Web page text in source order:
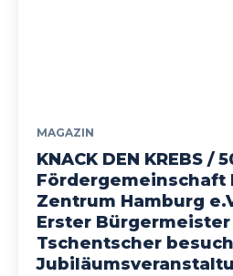
MAGAZIN
KNACK DEN KREBS /
Fördergemeinschaft
Zentrum Hamburg
Erster
Tschentscher